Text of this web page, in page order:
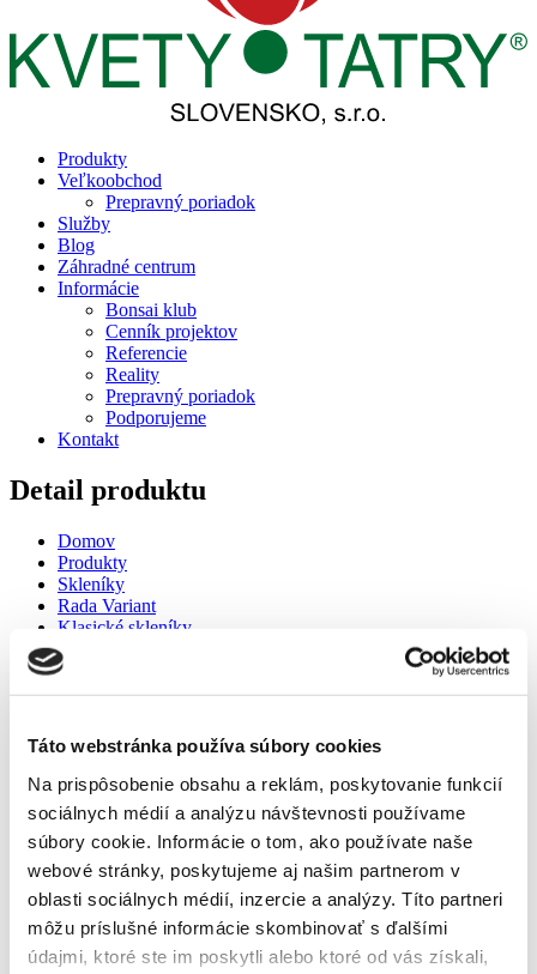
Táto webstránka používa súbory cookies
Na prispôsobenie obsahu a reklám, poskytovanie funkcií
sociálnych médií a analýzu návštevnosti používame
súbory cookie. Informácie o tom, ako používate naše
webové stránky, poskytujeme aj našim partnerom v
oblasti sociálnych médií, inzercie a analýzy. Títo partneri
môžu príslušné informácie skombinovať s ďalšími
údajmi, ktoré ste im poskytli alebo ktoré od vás získali,
Produkty
Veľkoobchod
Prepravný poriadok
Služby
Blog
Záhradné centrum
Informácie
Bonsai klub
Cenník projektov
Referencie
Reality
Prepravný poriadok
Podporujeme
Kontakt
Detail produktu
Domov
Produkty
Skleníky
Rada Variant
Klasické skleníky
Skleníky L
Skleník VARIANT L-4,5
Domov
Produkty
Skleníky
Rada Variant